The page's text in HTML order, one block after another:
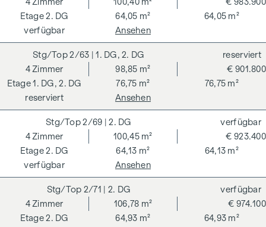
Treuhandabwicklung ist gebunden an ARNOLD
Rechtsanwälte GmbH, Stoß im Himmel 1, 1010 Wien. Die
Kosten betragen 1,5 % des Kaufpreises zzgl. 20 % USt. sowie
Barauslagen und Beglaubigung.
**Der Verkäufer übernimmt befristet die
Vertragserrichtungskosten in Höhe von 1,5 % des
Kaufpreises zzgl. 20 % USt. Gültig bis 31.07.2026.
Wir weisen darauf hin, dass zwischen dem Vermittler und
dem zu vermittelnden Dritten ein familiäres oder
wirtschaftliches Naheverhältnis besteht.
Der Vermittler ist als Doppelmakler tätig.
2. DG
4Zimmer
100,40 m²
64,05 m²
64,05 m²
€ 983.900
verfügbar Ansehen
2/63 | 1. DG, 2. DG
1. DG, 2. DG
4Zimmer
98,85 m²
76,75 m²
76,75 m²
€ 901.800
reserviert
reserviert
Ansehen
2/69 | 2. DG
2. DG
4Zimmer
100,45 m²
64,13 m²
64,13 m²
€ 923.400
verfügbar
verfügbar
Ansehen
2/71 | 2. DG
2. DG
4Zimmer
106,78 m²
64,93 m²
64,93 m²
€ 974.100
verfügbar